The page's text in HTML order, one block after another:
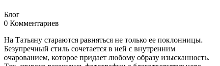
Блог
0 Комментариев
На Татьяну стараются равняться не только ее поклонницы.
Безупречный стиль сочетается в ней с внутренним
очарованием, которое придает любому образу изысканность.